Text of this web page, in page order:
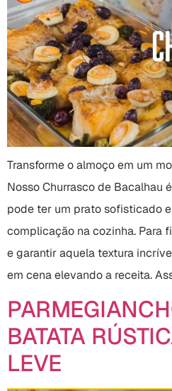
Transforme o almoço em um
Nosso Churrasco de Bacalhau
pode ter um prato sofisticado
complicação na cozinha. Para
e garantir aquela textura
em cena elevando a receita.
BATATA
LEVE